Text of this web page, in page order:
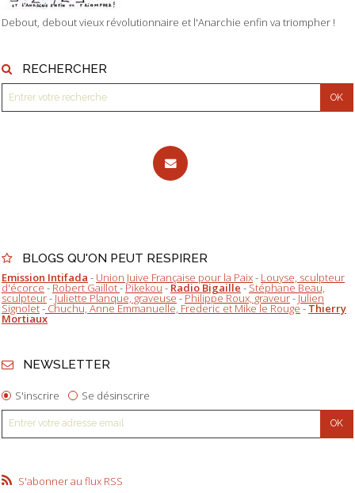
Debout, debout vieux révolutionnaire et l'Anarchie enfin va triompher !
RECHERCHER
BLOGS QU'ON PEUT RESPIRER
Emission Intifada - Union Juive Française pour la Paix- Louyse, sculpteur
d'écorce-Robert Gaillot-Pikekou-Radio Bigaille-Stéphane Beau,
sculpteur-Juliette Planque, graveuse-Philippe Roux, graveur-Julien
Signolet-Chuchu, Anne Emmanuelle, Frederic et Mike le Rouge-Thierry
Mortiaux
NEWSLETTER
S'inscrire Se désinscrire
S'abonner au flux RSS